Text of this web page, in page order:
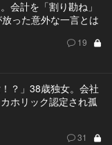
会計を「割り勘ね」
った意外な一言とは
19
？」38歳独女。会社
ホリック認定され孤
31